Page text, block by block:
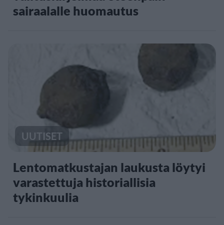
sairaalalle huomautus
UUTISET
Lentomatkustajan laukusta löytyi
varastettuja historiallisia
tykinkuulia